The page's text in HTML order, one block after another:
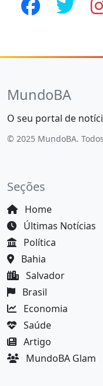
MundoBA
O seu portal de
© 2025 MundoBA.
Seções
Home
Últimas Notícias
Política
Bahia
Salvador
Brasil
Economia
Saúde
Artigo
MundoBA Glam